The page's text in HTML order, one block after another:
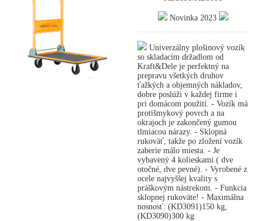
Novinka 2023
Univerzálny plošinový vozík
so skladacím držadlom od
Kraft&Dele je perfektný na
prepravu všetkých druhov
ťažkých a objemných nákladov,
dobre poslúži v každej firme i
pri domácom použití. - Vozík má
protišmykový povrch a na
okrajoch je zakončený gumou
tlmiacou nárazy. - Sklopná
rukoväť, takže po zložení vozík
zaberie málo miesta. - Je
vybavený 4 kolieskami ( dve
otočné, dve pevné). - Vyrobené z
ocele najvyššej kvality s
práškovým nástrekom. - Funkcia
sklopnej rukoväte! - Maximálna
nosnosť: (KD3091)150 kg,
(KD3090)300 kg